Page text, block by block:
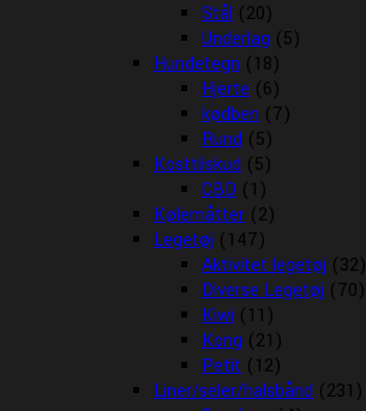
Stål (20)
Underlag (5)
Hundetegn (18)
Hjerte (6)
kødben (7)
Rund (5)
Kosttilskud (5)
CBD (1)
Kølemåtter (2)
Legetøj (147)
Aktivitet legetøj (32)
Diverse Legetøj (70)
Kiwi (11)
Kong (21)
Petit (12)
Liner/seler/halsbånd (231)